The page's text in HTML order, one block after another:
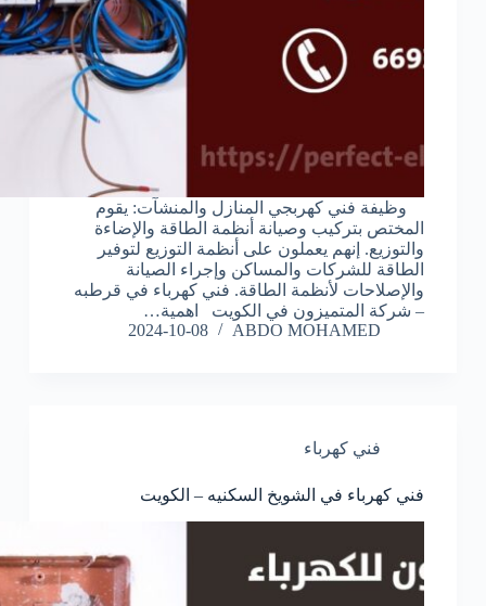
وظيفة فني كهربجي المنازل والمنشآت: يقوم
المختص بتركيب وصيانة أنظمة الطاقة والإضاءة
والتوزيع. إنهم يعملون على أنظمة التوزيع لتوفير
الطاقة للشركات والمساكن وإجراء الصيانة
والإصلاحات لأنظمة الطاقة. فني كهرباء في قرطبه
– شركة المتميزون في الكويت اهمية…
ABDO MOHAMED
2024-10-08
فني كهرباء
فني كهرباء في الشويخ السكنيه – الكويت